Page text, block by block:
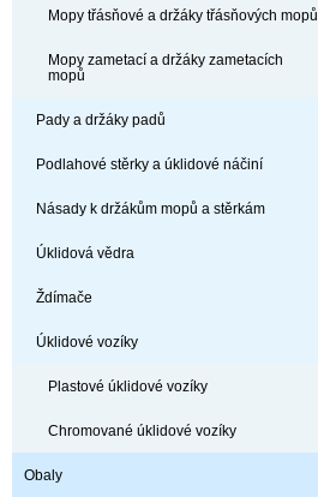
Mopy třásňové a držáky třásňových mopů
Mopy zametací a držáky zametacích
mopů
Pady a držáky padů
Podlahové stěrky a úklidové náčiní
Násady k držákům mopů a stěrkám
Úklidová vědra
Ždímače
Úklidové vozíky
Plastové úklidové vozíky
Chromované úklidové vozíky
Obaly